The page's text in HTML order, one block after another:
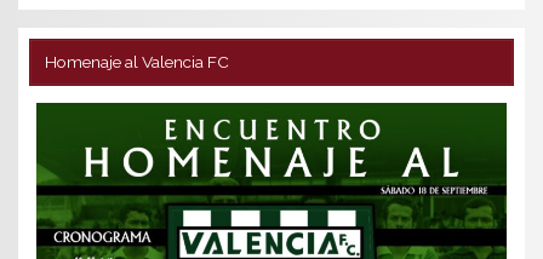
Homenaje al Valencia FC